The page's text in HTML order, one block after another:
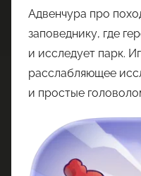
Адвенчура про
заповеднику, где
и исследует парк.
расслабляющее
и простые